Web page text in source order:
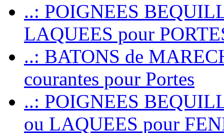
..: POIGNEES
LAQUEES pour
..: BATONS de
courantes pour Portes
..: POIGNEES
ou LAQUEES pour